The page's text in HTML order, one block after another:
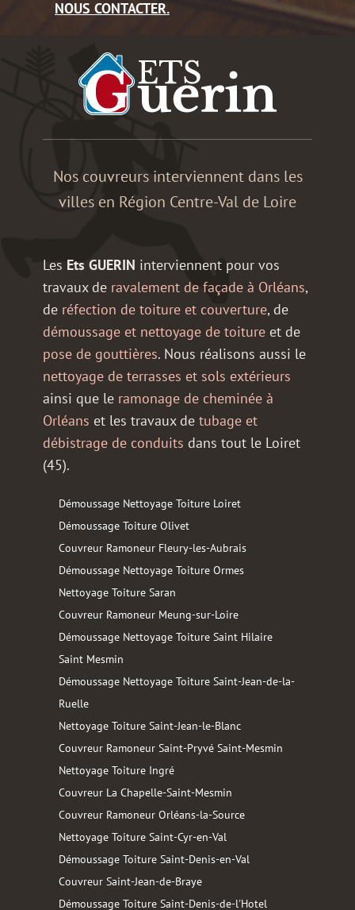
NOUS CONTACTER.
Nos couvreurs interviennent dans les
villes en Région Centre-Val de Loire
Les Ets GUERIN interviennent pour vos
travaux de ravalement de façade à Orléans,
de réfection de toiture et couverture, de
démoussage et nettoyage de toiture et de
pose de gouttières. Nous réalisons aussi le
nettoyage de terrasses et sols extérieurs
ainsi que le ramonage de cheminée à
Orléans et les travaux de tubage et
débistrage de conduits dans tout le Loiret
(45).
Démoussage Nettoyage Toiture Loiret
Démoussage Toiture Olivet
Couvreur Ramoneur Fleury-les-Aubrais
Démoussage Nettoyage Toiture Ormes
Nettoyage Toiture Saran
Couvreur Ramoneur Meung-sur-Loire
Démoussage Nettoyage Toiture Saint Hilaire
Saint Mesmin
Démoussage Nettoyage Toiture Saint-Jean-de-la-
Ruelle
Nettoyage Toiture Saint-Jean-le-Blanc
Couvreur Ramoneur Saint-Pryvé Saint-Mesmin
Nettoyage Toiture Ingré
Couvreur La Chapelle-Saint-Mesmin
Couvreur Ramoneur Orléans-la-Source
Nettoyage Toiture Saint-Cyr-en-Val
Démoussage Toiture Saint-Denis-en-Val
Couvreur Saint-Jean-de-Braye
Démoussage Toiture Saint-Denis-de-l'Hotel